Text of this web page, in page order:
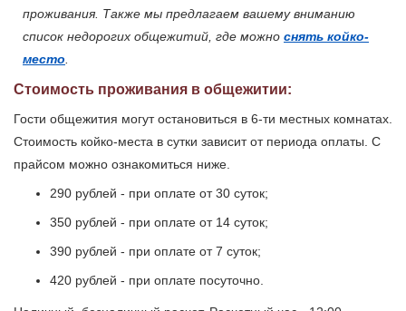
проживания. Также мы предлагаем вашему вниманию
список недорогих общежитий, где можно снять койко-
место.
Стоимость проживания в общежитии:
Гости общежития могут остановиться в 6-ти местных комнатах.
Стоимость койко-места в сутки зависит от периода оплаты. С
прайсом можно ознакомиться ниже.
290 рублей - при оплате от 30 суток;
350 рублей - при оплате от 14 суток;
390 рублей - при оплате от 7 суток;
420 рублей - при оплате посуточно.